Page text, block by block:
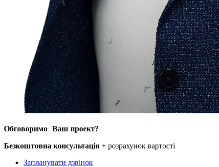
Обговоримо Ваш проект?
Безкоштовна консультація + розрахунок вартості
Запланувати дзвінок